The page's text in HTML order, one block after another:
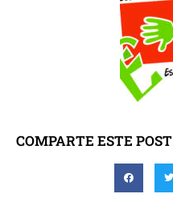
COMPARTE ESTE POST